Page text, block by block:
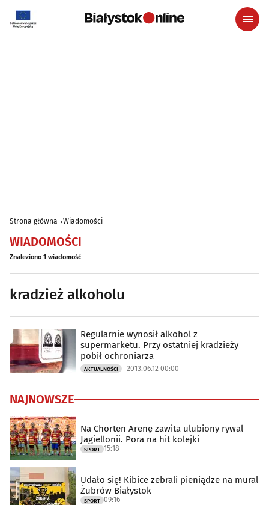
Strona główna Wiadomości
WIADOMOŚCI
Znaleziono 1 wiadomość
kradzież alkoholu
Regularnie wynosił alkohol z
supermarketu. Przy ostatniej kradzieży
pobił ochroniarza
AKTUALNOŚCI 2013.06.12 00:00
NAJNOWSZE
Na Chorten Arenę zawita ulubiony rywal
Jagiellonii. Pora na hit kolejki
SPORT 15:18
Udało się! Kibice zebrali pieniądze na mural
Żubrów Białystok
SPORT 09:16